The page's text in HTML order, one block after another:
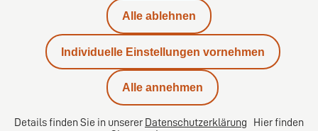
Datenschutz
Alle ablehnen
Individuelle Einstellungen vornehmen
Alle annehmen
Details finden Sie in unserer Datenschutzerklärung Hier finden